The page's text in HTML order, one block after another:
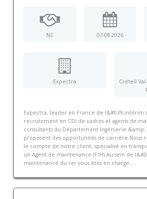
NC 07-08-2026
Expectra
Créteil
Expectra, leader en France de l&#039;intérim
recrutement en CDI de cadres et agents de
consultants du Département Ingénierie &amp;
proposent des opportunités de carrière.Nous
le compte de notre client, spécialisé en
un Agent de maintenance (F/H).Au sein de
maintenance du rer vous êtes en charge...